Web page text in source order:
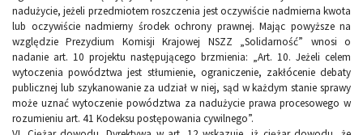
nadużycie, jeżeli przedmiotem roszczenia jest oczywiście nadmierna kwota
lub oczywiście nadmierny środek ochrony prawnej. Mając powyższe na
względzie Prezydium Komisji Krajowej NSZZ „Solidarność” wnosi o
nadanie art. 10 projektu następującego brzmienia: „Art. 10. Jeżeli celem
wytoczenia powództwa jest stłumienie, ograniczenie, zakłócenie debaty
publicznej lub szykanowanie za udział w niej, sąd w każdym stanie sprawy
może uznać wytoczenie powództwa za nadużycie prawa procesowego w
rozumieniu art. 41 Kodeksu postępowania cywilnego”.